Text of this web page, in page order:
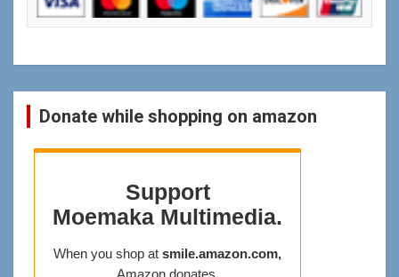
Donate while shopping on amazon